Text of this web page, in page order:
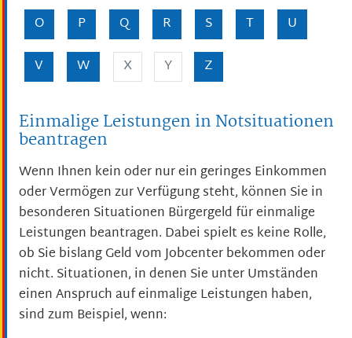
O
P Q R S T
U
V
W X Y Z
Einmalige Leistungen in Notsituationen
beantragen
Wenn Ihnen kein oder nur ein geringes Einkommen
oder Vermögen zur Verfügung steht, können Sie in
besonderen Situationen Bürgergeld für einmalige
Leistungen beantragen. Dabei spielt es keine Rolle,
ob Sie bislang Geld vom Jobcenter bekommen oder
nicht. Situationen, in denen Sie unter Umständen
einen Anspruch auf einmalige Leistungen haben,
sind zum Beispiel, wenn: